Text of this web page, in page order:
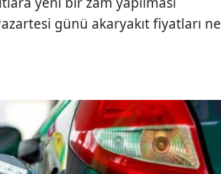
günü akaryakıt fiyatları ne